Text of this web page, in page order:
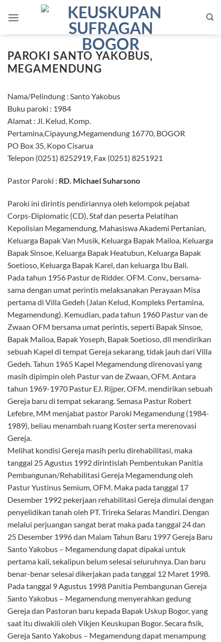
PAROKI SANTO YAKOBUS,
MEGAMENDUNG
Nama/Pelindung : Santo Yakobus
Buku paroki : 1984
Alamat : Jl. Kelud, Komp.
Pertamina,Cipayung,Megamendung 16770, BOGOR
PO Box 35, Kopo Cisarua
Telepon (0251) 8252919, Fax (0251) 8251921
Pastor Paroki : RD. Michael Suharsono
Paroki ini dirintis pendiriannya oleh kelompok pejabat
Corps-Diplomatic (CD), Staf dan peserta Pelatihan
Kepolisian Megamendung, Mahasiswa Akademi Pertanian,
Keluarga Bapak Van Musik, Keluarga Bapak Mailoa, Keluarga
Bapak Sinsoe, Keluarga Bapak Heatubun, Keluarga Bapak
Soetioso, Keluarga Bapak Karel, dan keluarga Ibu Bali.
Pada tahun 1956 Pastur de Ridder. OFM. Conv., bersama-
sama dengan umat perintis melaksanakan Perayaan Misa
pertama di Villa Gedeh (Jalan Kelud, Kompleks Pertamina,
Megamendung). Kemudian, pada tahun 1960 Pastur van de
Zwaan OFM bersama umat perintis, seperti Bapak Sinsoe,
Bapak Mailoa, Bapak Yoseph, Bapak Soetioso, dll mendirikan
sebuah Kapel di tempat Gereja sekarang, tidak jauh dari Villa
Gedeh. Tahun 1965 Kapel Megamendung direnovasi yang
masih dipimpin oleh Pastur van de Zwaan, OFM. Antara
tahun 1969-1970 Pastur EJ. Rijper, OFM. mendirikan sebuah
Gereja baru di tempat sekarang. Semasa Pastur Robert
Lefebre, MM menjabat pastor Paroki Megamendung (1984-
1989), beliau menambah ruang Koster serta merenovasi
Gereja.
Melihat kondisi Gereja masih perlu direhabilitasi, maka
tanggal 25 Agustus 1992 dirintislah Pembentukan Panitia
Pembangunan/Rehabilitasi Gereja Megamendung oleh
Pastur Yustinus Semium, OFM. Maka pada tanggal 17
Desember 1992 pekerjaan rehabilitasi Gereja dimulai dengan
penyelidikan tanah oleh PT. Trireka Selaras Mandiri. Dengan
melalui perjuangan sangat berat maka pada tanggal 24 dan
25 Desember 1996 dan Malam Tahun Baru 1997 Gereja Baru
Santo Yakobus – Megamendung dapat dipakai untuk
pertama kali, sekalipun belum selesai seluruhnya. Dan baru
benar-benar selesai dikerjakan pada tanggal 12 Maret 1998.
Pada tanggal 9 Agustus 1998 Panitia Pembangunan Gereja
Santo Yakobus – Megamendung menyerahkan gedung
Gereja dan Pastoran baru kepada Bapak Uskup Bogor, yang
saat itu diwakili oleh Vikjen Keuskupan Bogor. Secara fisik,
Gereja Santo Yakobus – Megamendung dapat menampung